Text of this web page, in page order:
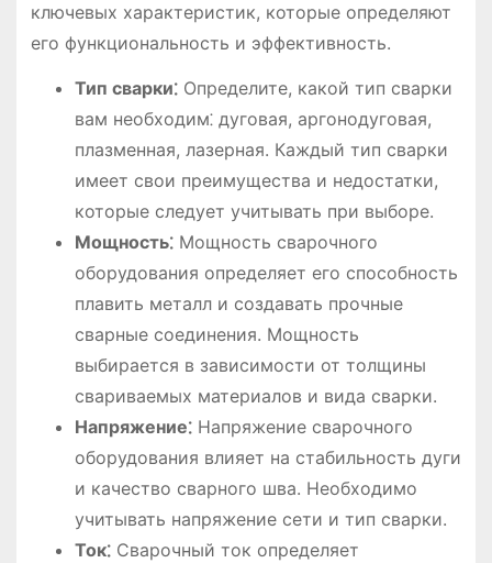
ключевых характеристик, которые определяют
его функциональность и эффективность.
Тип сварки⁚Определите, какой тип сварки
вам необходим⁚ дуговая, аргонодуговая,
плазменная, лазерная. Каждый тип сварки
имеет свои преимущества и недостатки,
которые следует учитывать при выборе.
Мощность⁚Мощность сварочного
оборудования определяет его способность
плавить металл и создавать прочные
сварные соединения. Мощность
выбирается в зависимости от толщины
свариваемых материалов и вида сварки.
Напряжение⁚Напряжение сварочного
оборудования влияет на стабильность дуги
и качество сварного шва. Необходимо
учитывать напряжение сети и тип сварки.
Ток⁚Сварочный ток определяет